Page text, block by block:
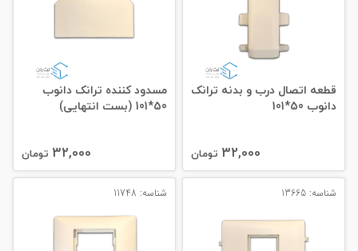
قطعه اتصال درب و بدنه ترانک
دانوب 50*101
32,000 تومان
مسدود کننده ترانک دانوب
50*101 (بست انتهایی)
32,000 تومان
شناسه: 13665 شناسه: 11748